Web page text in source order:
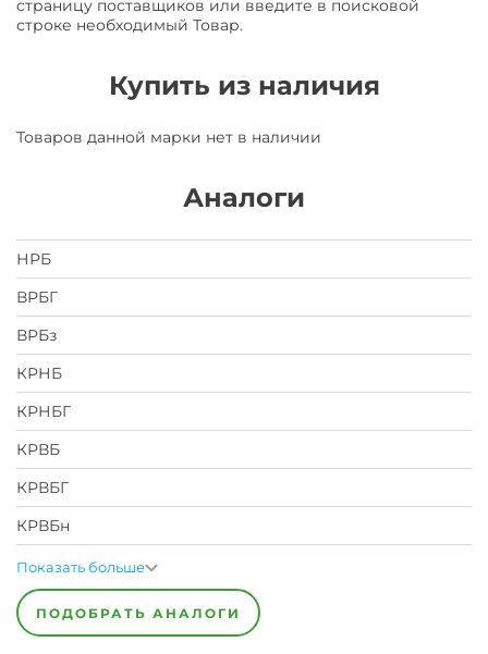
страницу поставщиков или введите в поисковой
строке необходимый Товар.
Купить из наличия
Товаров данной марки нет в наличии
Аналоги
НРБ
ВРБГ
ВРБз
КРНБ
КРНБГ
КРВБ
КРВБГ
КРВБн
Показать больше
ПОДОБРАТЬ АНАЛОГИ